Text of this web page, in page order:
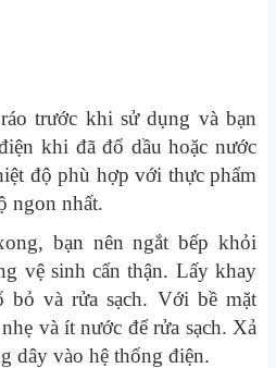
trước khi sử dụng và bạn
khi đã đổ dầu hoặc nước
độ phù hợp với thực phẩm
ngon nhất.
bạn nên ngắt bếp khỏi
vệ sinh cẩn thận. Lấy khay
bỏ và rửa sạch. Với bề mặt
và ít nước để rửa sạch. Xả
dây vào hệ thống điện.